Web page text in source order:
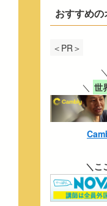
おすすめ
＜PR＞
＼ 世
＼こ